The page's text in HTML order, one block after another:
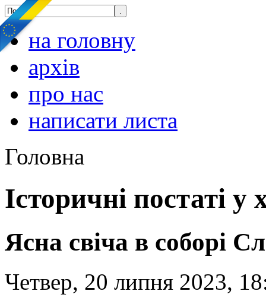
на головну
архів
про нас
написати листа
Головна
Історичні постаті у
Ясна свіча в соборі
Четвер, 20 липня 2023,